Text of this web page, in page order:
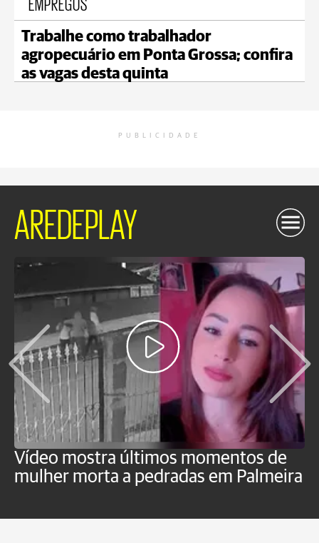
Trabalhe como trabalhador
agropecuário em Ponta Grossa; confira
as vagas desta quinta
PUBLICIDADE
AREDEPLAY
Vídeo mostra últimos momentos de
mulher morta a pedradas em Palmeira